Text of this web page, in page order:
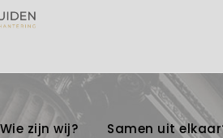
Wie zijn wij? Samen uit